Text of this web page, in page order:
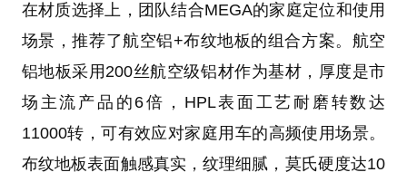
在材质选择上，团队结合MEGA的家庭定位和使用
场景，推荐了航空铝+布纹地板的组合方案。航空
铝地板采用200丝航空级铝材作为基材，厚度是市
场主流产品的6倍，HPL表面工艺耐磨转数达
11000转，可有效应对家庭用车的高频使用场景。
布纹地板表面触感真实，纹理细腻，莫氏硬度达10